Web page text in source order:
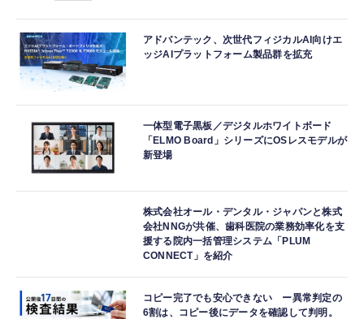
アドバンテック、次世代フィジカルAI向けエ
ッジAIプラットフォーム製品群を拡充
一体型電子黒板／デジタルホワイトボード
「ELMO Board」シリーズにOSレスモデルが
新登場
株式会社オール・デンタル・ジャパンと株式
会社NNGが共催、歯科医院の業務効率化を支
援する院内一括管理システム「PLUM
CONNECT」を紹介
コピー完了でも安心できない ー異常判定の
6割は、コピー後にデータを確認して判明。